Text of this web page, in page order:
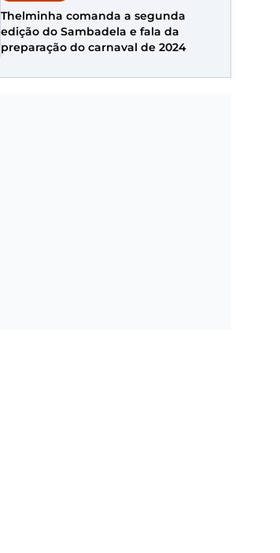
Thelminha comanda a segunda
edição do Sambadela e fala da
preparação do carnaval de 2024